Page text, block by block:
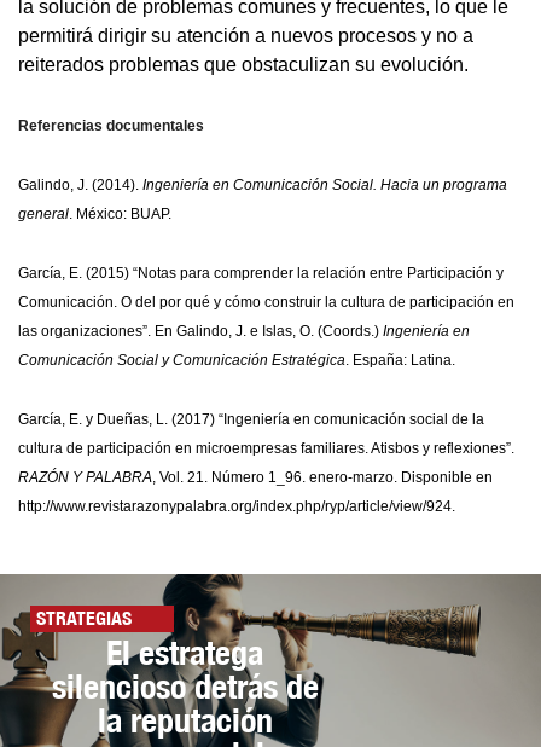
la solución de problemas comunes y frecuentes, lo que le
permitirá dirigir su atención a nuevos procesos y no a
reiterados problemas que obstaculizan su evolución.
Referencias documentales
Galindo, J. (2014). Ingeniería en Comunicación Social. Hacia un programa
general. México: BUAP.
García, E. (2015) “Notas para comprender la relación entre Participación y
Comunicación. O del por qué y cómo construir la cultura de participación en
las organizaciones”. En Galindo, J. e Islas, O. (Coords.) Ingeniería en
Comunicación Social y Comunicación Estratégica. España: Latina.
García, E. y Dueñas, L. (2017) “Ingeniería en comunicación social de la
cultura de participación en microempresas familiares. Atisbos y reflexiones”.
RAZÓN Y PALABRA, Vol. 21. Número 1_96. enero-marzo. Disponible en
http://www.revistarazonypalabra.org/index.php/ryp/article/view/924.
STRATEGIAS
El estratega
silencioso detrás de
la reputación